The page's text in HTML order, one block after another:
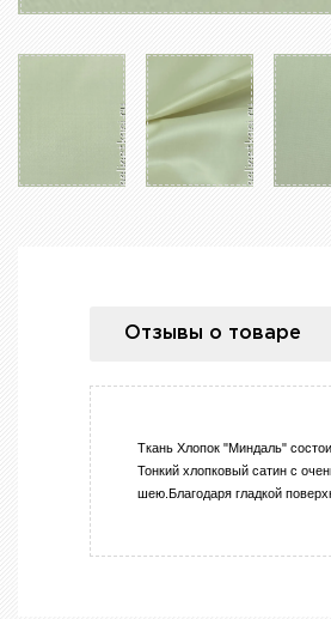
Отзывы о товаре
Ткань Хлопок "Миндаль"
Тонкий хлопковый сатин с
шею.Благодаря гладкой